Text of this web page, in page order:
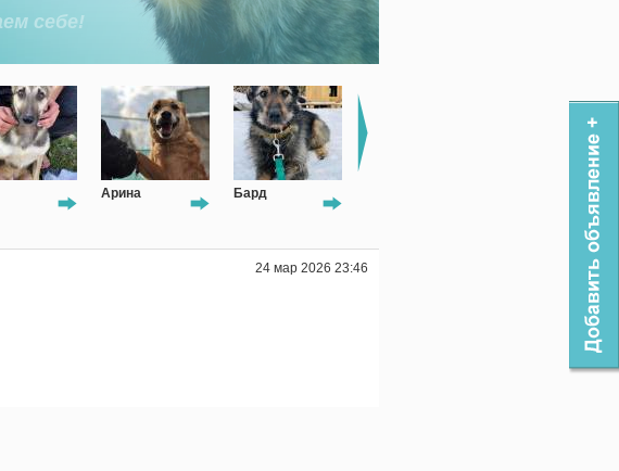
Арина Бард
24 мар 2026 23:46